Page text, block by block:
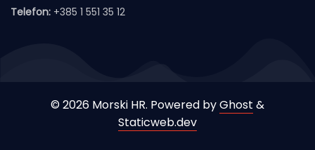
Telefon: +385 1 551 35 12
© 2026 Morski HR. Powered byGhost &
Staticweb.dev